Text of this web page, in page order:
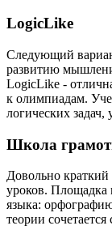
LogicLike
Следующий
развитию
LogicLike -
к олимпиадам.
логических
Школа
Довольно краткий
уроков. Площадка
языка:
теории